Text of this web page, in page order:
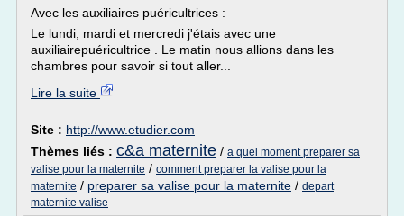
Avec les auxiliaires puéricultrices :
Le lundi, mardi et mercredi j'étais avec une
auxiliairepuéricultrice . Le matin nous allions dans les
chambres pour savoir si tout aller...
Lire la suite
Site : http://www.etudier.com
Thèmes liés : c&a maternite / a quel moment preparer sa
valise pour la maternite / comment preparer la valise pour la
maternite / preparer sa valise pour la maternite / depart
maternite valise